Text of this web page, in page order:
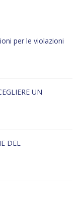
per le violazioni
UN
DEL